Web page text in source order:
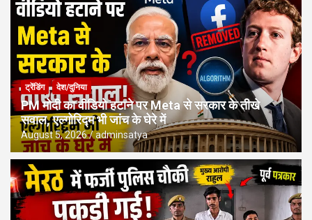
ट्रेंडिंग देश/दुनिया
PM मोदी का वीडियो हटाने पर Meta से सरकार के तीखे
सवाल, एल्गोरिद्म भी जांच के घेरे में
August 5, 2026 adminsatya